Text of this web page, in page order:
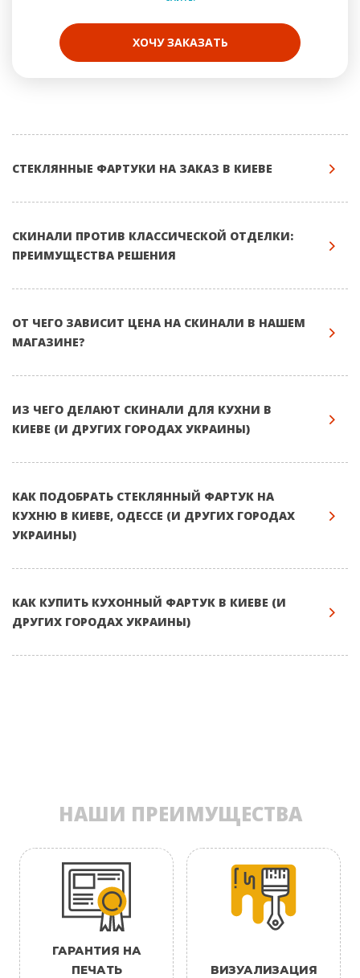
ХОЧУ ЗАКАЗАТЬ
СТЕКЛЯННЫЕ ФАРТУКИ НА ЗАКАЗ В КИЕВЕ
СКИНАЛИ ПРОТИВ КЛАССИЧЕСКОЙ ОТДЕЛКИ:
ПРЕИМУЩЕСТВА РЕШЕНИЯ
ОТ ЧЕГО ЗАВИСИТ ЦЕНА НА СКИНАЛИ В НАШЕМ
МАГАЗИНЕ?
ИЗ ЧЕГО ДЕЛАЮТ СКИНАЛИ ДЛЯ КУХНИ В
КИЕВЕ (И ДРУГИХ ГОРОДАХ УКРАИНЫ)
КАК ПОДОБРАТЬ СТЕКЛЯННЫЙ ФАРТУК НА
КУХНЮ В КИЕВЕ, ОДЕССЕ (И ДРУГИХ ГОРОДАХ
УКРАИНЫ)
КАК КУПИТЬ КУХОННЫЙ ФАРТУК В КИЕВЕ (И
ДРУГИХ ГОРОДАХ УКРАИНЫ)
НАШИ ПРЕИМУЩЕСТВА
ГАРАНТИЯ НА
ПЕЧАТЬ
ВИЗУАЛИЗАЦИЯ